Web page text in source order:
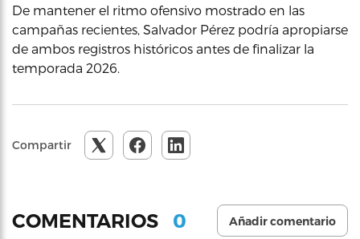
De mantener el ritmo ofensivo mostrado en las
campañas recientes, Salvador Pérez podría apropiarse
de ambos registros históricos antes de finalizar la
temporada 2026.
Compartir
COMENTARIOS 0 Añadir comentario